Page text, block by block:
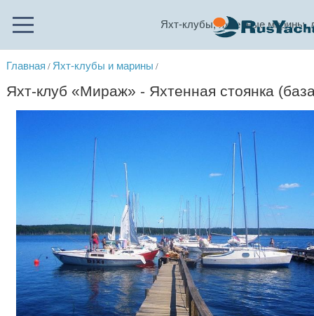
Яхт-клубы, яхтенные марины,
Главная / Яхт-клубы и марины /
Яхт-клуб «Мираж» - Яхтенная стоянка